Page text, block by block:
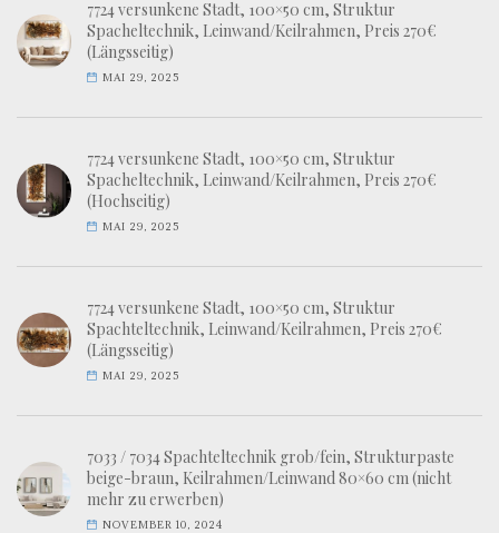
7724 versunkene Stadt, 100×50 cm, Struktur
Spacheltechnik, Leinwand/Keilrahmen, Preis 270€
(Längsseitig)
MAI 29, 2025
7724 versunkene Stadt, 100×50 cm, Struktur
Spacheltechnik, Leinwand/Keilrahmen, Preis 270€
(Hochseitig)
MAI 29, 2025
7724 versunkene Stadt, 100×50 cm, Struktur
Spachteltechnik, Leinwand/Keilrahmen, Preis 270€
(Längsseitig)
MAI 29, 2025
7033 / 7034 Spachteltechnik grob/fein, Strukturpaste
beige-braun, Keilrahmen/Leinwand 80×60 cm (nicht
mehr zu erwerben)
NOVEMBER 10, 2024